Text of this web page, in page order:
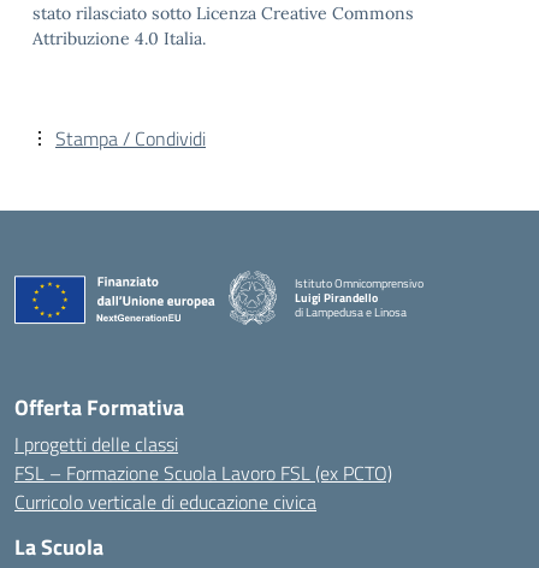
stato rilasciato sotto Licenza Creative Commons
Attribuzione 4.0 Italia.
Stampa / Condividi
Istituto Omnicomprensivo
Luigi Pirandello
di Lampedusa e Linosa
Offerta Formativa
I progetti delle classi
FSL – Formazione Scuola Lavoro FSL (ex PCTO)
Curricolo verticale di educazione civica
La Scuola